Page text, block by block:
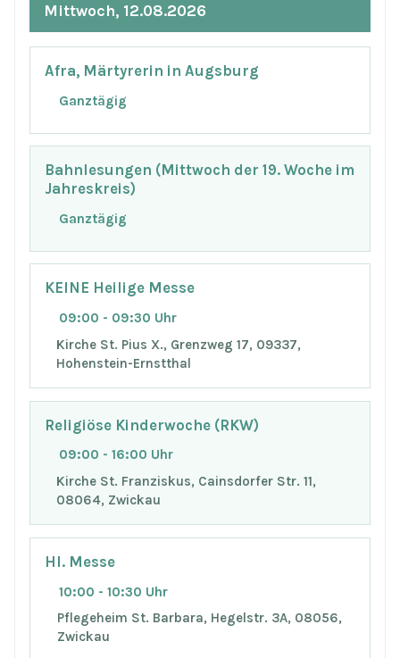
Mittwoch, 12.08.2026
Afra, Märtyrerin in Augsburg
Ganztägig
Bahnlesungen (Mittwoch der 19. Woche im
Jahreskreis)
Ganztägig
KEINE Heilige Messe
09:00 - 09:30 Uhr
Kirche St. Pius X., Grenzweg 17, 09337,
Hohenstein-Ernstthal
Religiöse Kinderwoche (RKW)
09:00 - 16:00 Uhr
Kirche St. Franziskus, Cainsdorfer Str. 11,
08064, Zwickau
Hl. Messe
10:00 - 10:30 Uhr
Pflegeheim St. Barbara, Hegelstr. 3A, 08056,
Zwickau